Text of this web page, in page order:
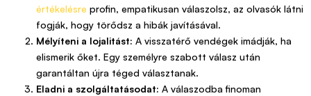
értékelésre profin, empatikusan válaszolsz, az olvasók látni
fogják, hogy törődsz a hibák javításával.
Mélyíteni a lojalitást: A visszatérő vendégek imádják, ha
elismerik őket. Egy személyre szabott válasz után
garantáltan újra téged választanak.
Eladni a szolgáltatásodat: A válaszodba finoman